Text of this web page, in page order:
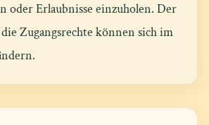
oder Erlaubnisse einzuholen. Der
Zugangsrechte können sich im